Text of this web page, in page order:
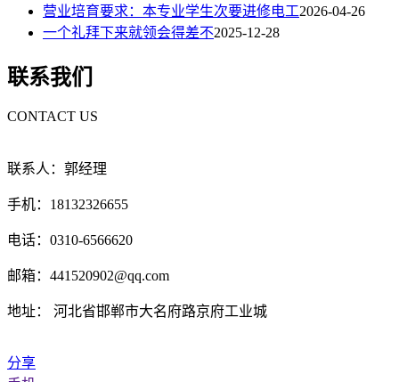
营业培育要求：本专业学生次要进修电工2026-04-26
一个礼拜下来就领会得差不2025-12-28
联系我们
CONTACT US
联系人：郭经理
手机：18132326655
电话：0310-6566620
邮箱：441520902@qq.com
地址： 河北省邯郸市大名府路京府工业城
分享